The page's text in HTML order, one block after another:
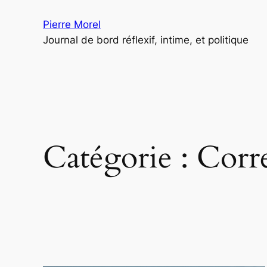
Pierre Morel
Journal de bord réflexif, intime, et politique
Catégorie :